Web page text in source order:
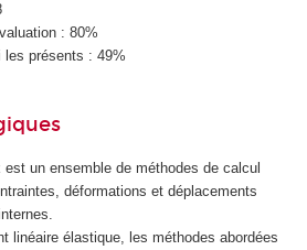
: 80%
les présents : 49%
un ensemble de méthodes de calcul
déformations et déplacements
linéaire élastique, les méthodes abordées